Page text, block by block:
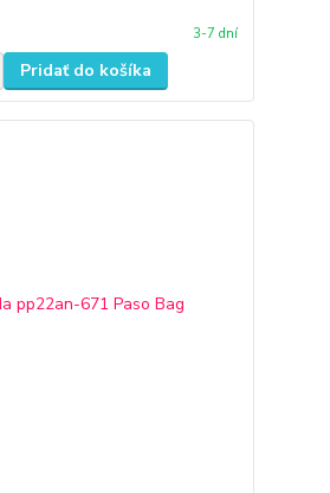
3-7 dní
Pridať do košíka